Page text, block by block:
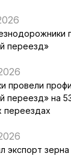
переезд»
провели
переезд» на
экспорт